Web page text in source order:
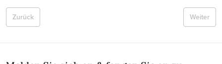
Weiter
Zurück